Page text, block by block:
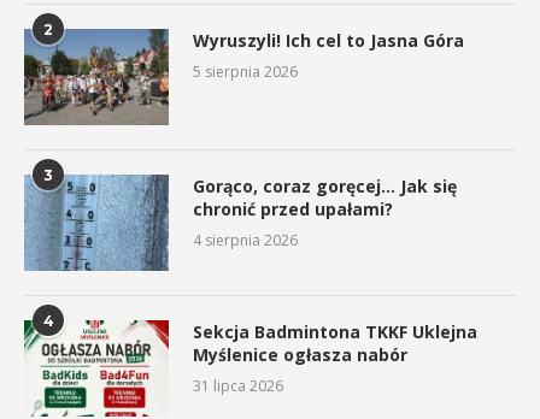
2 Wyruszyli! Ich cel to Jasna Góra
5 sierpnia 2026
3
Gorąco, coraz goręcej… Jak się
chronić przed upałami?
4 sierpnia 2026
4
Sekcja Badmintona TKKF Uklejna
Myślenice ogłasza nabór
31 lipca 2026